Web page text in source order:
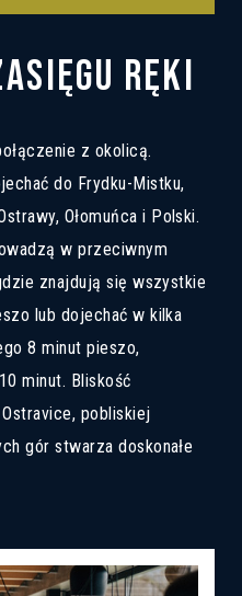
RĘKI
z okolicą.
do Frydku-Mistku,
Ołomuńca i Polski.
w przeciwnym
znajdują się wszystkie
lub dojechać w kilka
8 minut pieszo,
minut. Bliskość
pobliskiej
gór stwarza doskonałe